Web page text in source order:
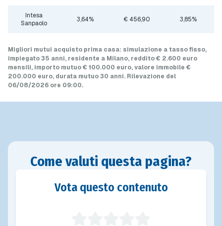
Intesa
Sanpaolo
3,64% € 456,90 3,85%
Migliori mutui acquisto prima casa: simulazione a tasso fisso,
impiegato 35 anni, residente a Milano, reddito € 2.600 euro
mensili, importo mutuo€ 100.000 euro, valore immobile €
200.000 euro, durata mutuo30 anni. Rilevazione del
06/08/2026 ore 09:00.
Come valuti questa pagina?
Vota questo contenuto